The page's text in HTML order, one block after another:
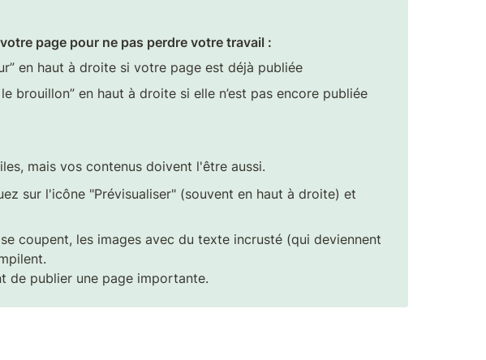
page pour ne pas perdre votre travail :
en haut à droite si votre page est déjà publiée
brouillon” en haut à droite si elle n’est pas encore publiée
mais vos contenus doivent l'être aussi.
sur l'icône "Prévisualiser" (souvent en haut à droite) et
coupent, les images avec du texte incrusté (qui deviennent
de publier une page importante.